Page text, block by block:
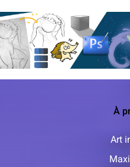
À
Art